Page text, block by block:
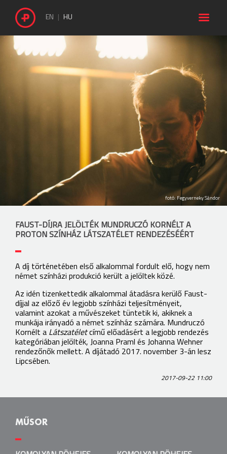
EN HU 
fotó: Fegyverneky Sándor
FAUST-DÍJRA JELÖLTÉK MUNDRUCZÓ KORNÉLT A
PROTON SZÍNHÁZ LÁTSZATÉLET RENDEZÉSÉÉRT
A díj történetében első alkalommal fordult elő, hogy nem
német színházi produkció került a jelöltek közé.
Az idén tizenkettedik alkalommal átadásra kerülő Faust-
díjjal az előző év legjobb színházi teljesítményeit,
valamint azokat a művészeket tüntetik ki, akiknek a
munkája irányadó a német színház számára. Mundruczó
Kornélt a Látszatéletcímű előadásért a legjobb rendezés
kategóriában jelölték, Joanna Praml és Johanna Wehner
rendezőnők mellett. A díjátadó 2017. november 3-án lesz
Lipcsében.
2017-09-22 11:00
MŰSOR